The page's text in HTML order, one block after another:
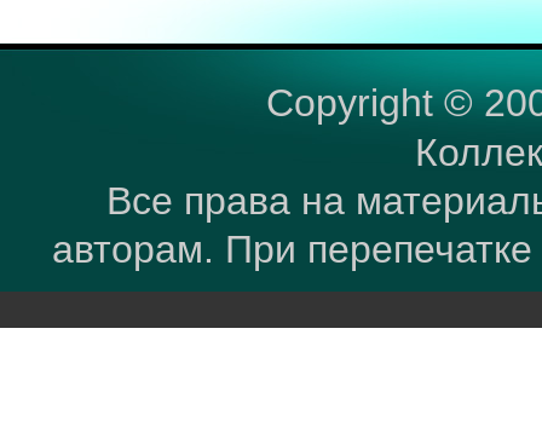
Copyright ©
Все права на
авторам. При